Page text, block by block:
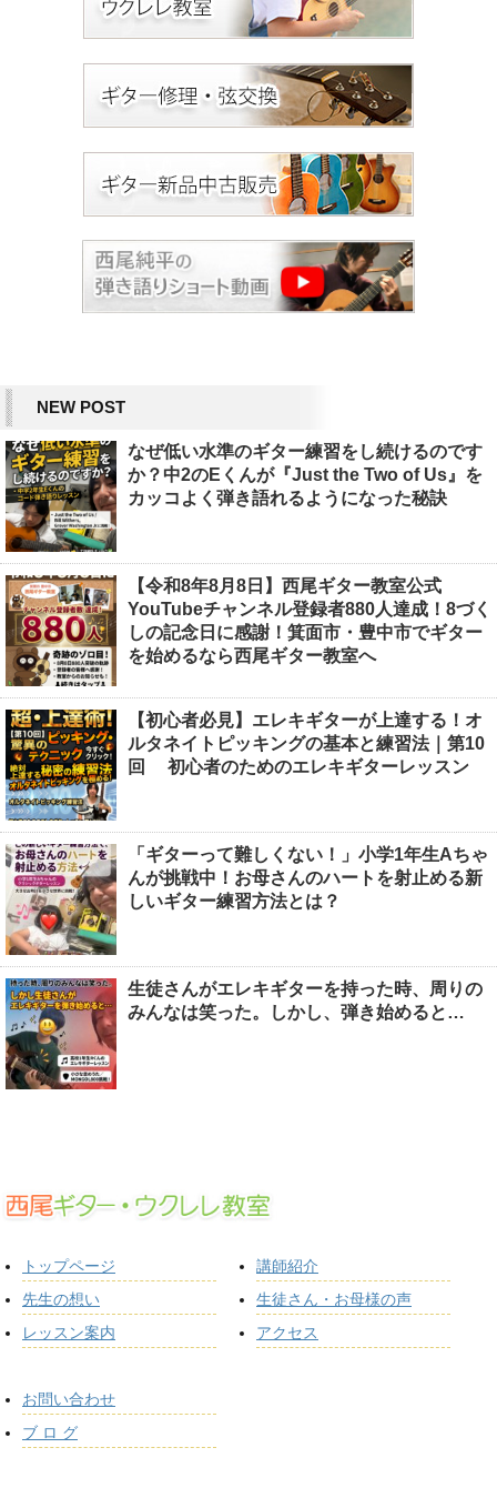
NEW POST
なぜ低い水準のギター練習をし続けるのです
か？中2のEくんが『Just the Two of Us』を
カッコよく弾き語れるようになった秘訣
【令和8年8月8日】西尾ギター教室公式
YouTubeチャンネル登録者880人達成！8づく
しの記念日に感謝！箕面市・豊中市でギター
を始めるなら西尾ギター教室へ
【初心者必見】エレキギターが上達する！オ
ルタネイトピッキングの基本と練習法｜第10
回 初心者のためのエレキギターレッスン
「ギターって難しくない！」小学1年生Aちゃ
んが挑戦中！お母さんのハートを射止める新
しいギター練習方法とは？
生徒さんがエレキギターを持った時、周りの
みんなは笑った。しかし、弾き始めると…
トップページ
先生の想い
レッスン案内
講師紹介
生徒さん・お母様の声
アクセス
お問い合わせ
ブ ロ グ